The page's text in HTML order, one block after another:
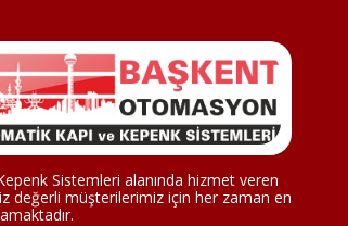
Sistemleri alanında hizmet veren
değerli müşterilerimiz için her zaman en